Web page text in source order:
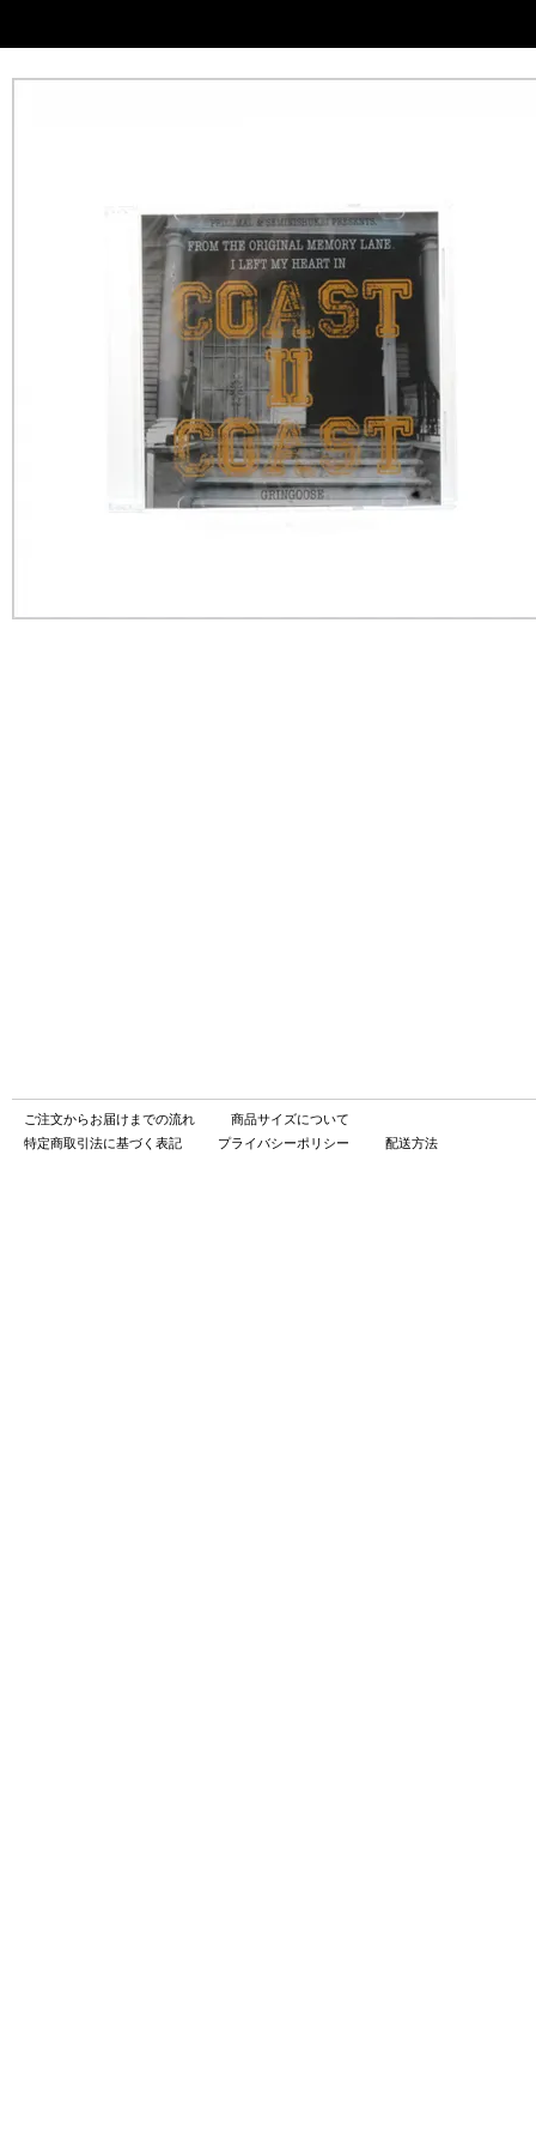
ご注文からお届けまでの流れ
商品サイズについて
特定商取引法に基づく表記
プライバシーポリシー 配送方法